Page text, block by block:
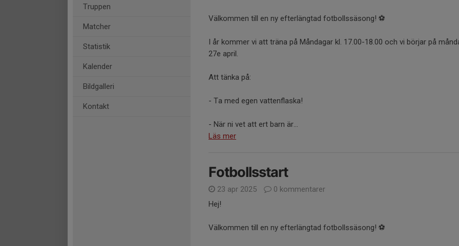
Truppen
Matcher
Statistik
Kalender
Bildgalleri
Kontakt
Välkommen till en ny efterlängtad fotbollssäsong! ⚽
I år kommer vi att träna på Måndagar kl. 17.00-18.00 och vi börjar på
27e april.
Att tänka på:
- Ta med egen vattenflaska!
- När ni vet att ert barn är...
Läs mer
Fotbollsstart
23 apr 2025
0 kommentarer
Hej!
Välkommen till en ny efterlängtad fotbollssäsong! ⚽